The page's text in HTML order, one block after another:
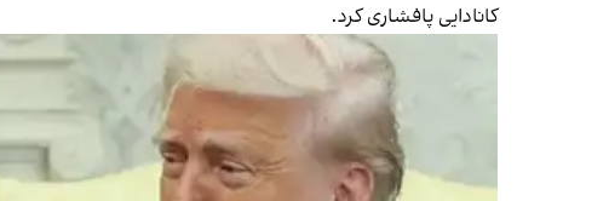
کانادایی پافشاری کرد.